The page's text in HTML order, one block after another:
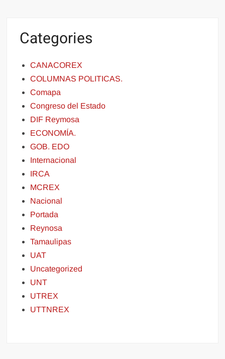
Categories
CANACOREX
COLUMNAS POLITICAS.
Comapa
Congreso del Estado
DIF Reymosa
ECONOMÍA.
GOB. EDO
Internacional
IRCA
MCREX
Nacional
Portada
Reynosa
Tamaulipas
UAT
Uncategorized
UNT
UTREX
UTTNREX